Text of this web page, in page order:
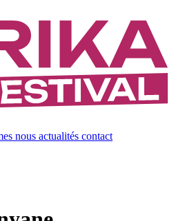
nous actualités contact